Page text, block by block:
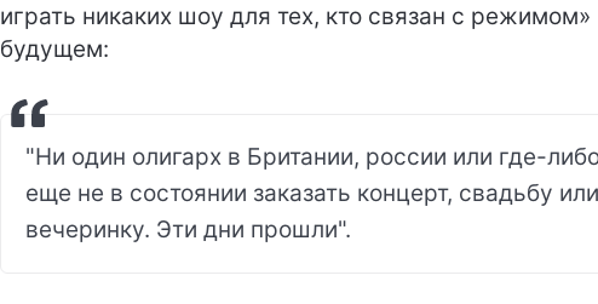
играть никаких шоу для тех, кто связан с режимом»
будущем:
"Ни один олигарх в Британии, россии или где-
еще не в состоянии заказать концерт, свадьбу или
вечеринку. Эти дни прошли".